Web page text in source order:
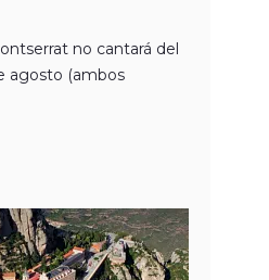
no cantará del
agosto (ambos